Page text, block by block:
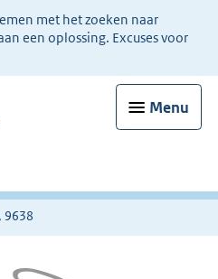
met het zoeken naar
een oplossing. Excuses voor
Menu
9638